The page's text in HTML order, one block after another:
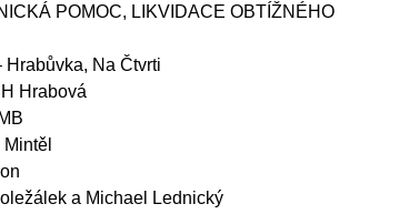
POMOC, LIKVIDACE OBTÍŽNÉHO
Hrabůvka, Na Čtvrti
Hrabová
a Michael Lednický